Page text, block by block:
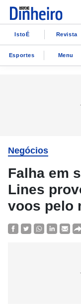
IstoÉ Revista
Esportes Menu
Negócios
Falha em
Lines
voos pelo